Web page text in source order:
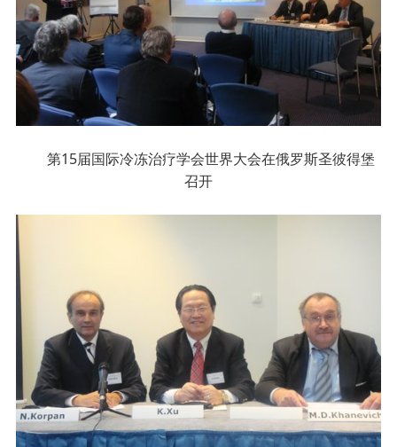
第15届国际冷冻治疗学会世界大会在俄罗斯圣彼得堡
召开